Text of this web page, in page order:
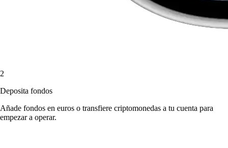
2
Deposita fondos
Añade fondos en euros o transfiere criptomonedas a tu cuenta para
empezar a operar.